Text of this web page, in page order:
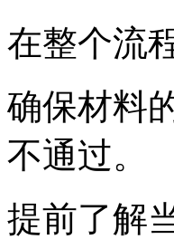
在整个流
确保材料
不通过。
提前了解